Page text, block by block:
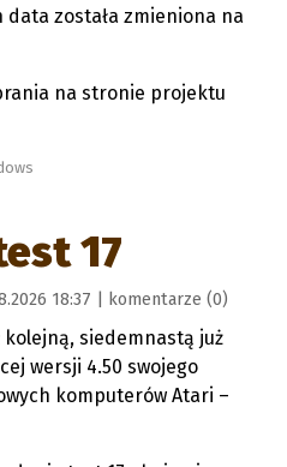
data została zmieniona na
na stronie projektu
17
18:37 | komentarze (0)
kolejną, siedemnastą już
wersji 4.50 swojego
komputerów Atari –